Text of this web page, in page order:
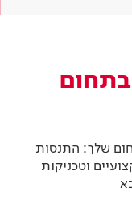
שלך: התנסות
וטכניקות